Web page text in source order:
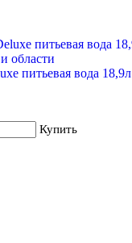
питьевая вода 18,9л
Купить